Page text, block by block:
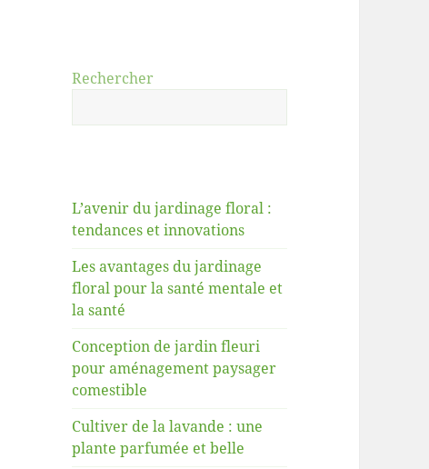
Rechercher
L’avenir du jardinage floral :
tendances et innovations
Les avantages du jardinage
floral pour la santé mentale et
la santé
Conception de jardin fleuri
pour aménagement paysager
comestible
Cultiver de la lavande : une
plante parfumée et belle